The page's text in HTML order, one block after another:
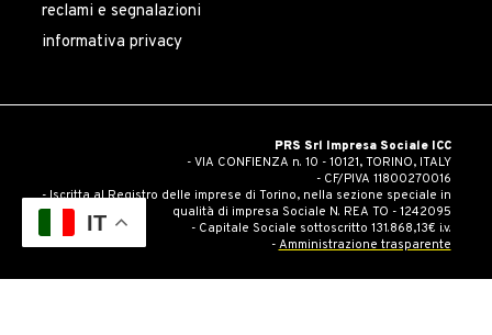
reclami e segnalazioni
informativa privacy
PRS Srl Impresa Sociale ICC
- VIA CONFIENZA n. 10 - 10121, TORINO, ITALY
- CF/PIVA 11800270016
- Iscritta al Registro delle imprese di Torino, nella sezione speciale in
qualità di impresa Sociale N. REA TO - 1242095
- Capitale Sociale sottoscritto 131.868,13€ i.v.
- Amministrazione trasparente
IT